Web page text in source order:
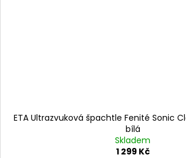
ETA Ultrazvuková špachtle Fenité Sonic
bílá
Skladem
1 299 Kč